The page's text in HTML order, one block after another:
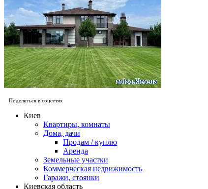
Поделиться в соцсетях
Киев
Квартиры, комнаты
Дома, дачи
Продам / куплю
Аренда
Земельные участки
Коммерческая недвижимость
Гаражи, стоянки
Киевская область